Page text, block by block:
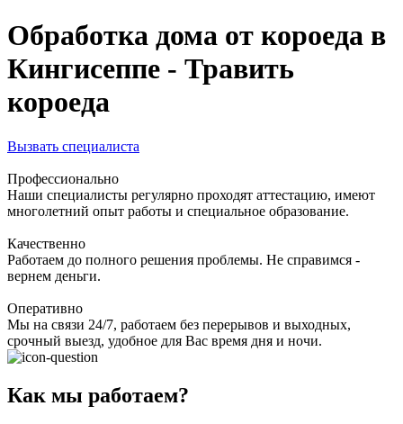
Обработка дома от короеда в
Кингисеппе - Травить
короеда
Вызвать специалиста
Профессионально
Наши специалисты регулярно проходят аттестацию, имеют
многолетний опыт работы и специальное образование.
Качественно
Работаем до полного решения проблемы. Не справимся -
вернем деньги.
Оперативно
Мы на связи 24/7, работаем без перерывов и выходных,
срочный выезд, удобное для Вас время дня и ночи.
Как мы работаем?